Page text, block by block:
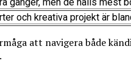
och kreativa projekt är
att navigera både